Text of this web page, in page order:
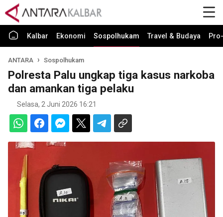
Kalbar Ekonomi Sospolhukam Travel & Budaya
ANTARA Sospolhukam
Polresta Palu ungkap tiga kasus narkoba
dan amankan tiga pelaku
Selasa, 2 Juni 2026 16:21